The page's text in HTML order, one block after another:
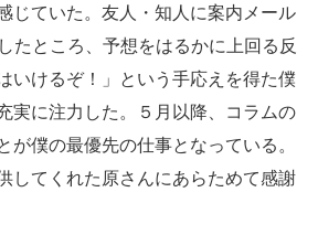
じていた。友人・知人に案内メール
たところ、予想をはるかに上回る反
いけるぞ！」という手応えを得た僕
実に注力した。５月以降、コラムの
が僕の最優先の仕事となっている。
してくれた原さんにあらためて感謝